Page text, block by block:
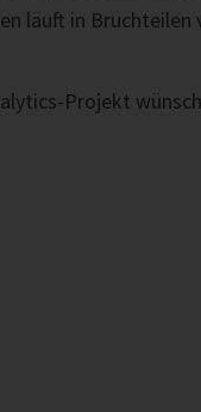
läuft in
Projekt